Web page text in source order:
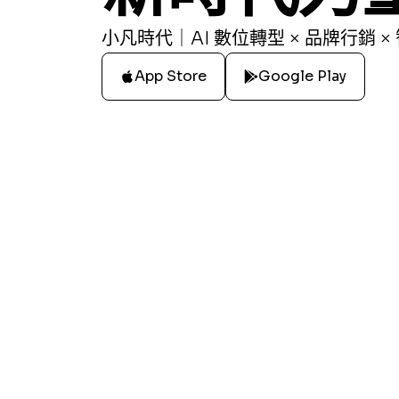
小凡時代｜AI 數位轉型 × 品牌行銷 ×
App Store Google Play